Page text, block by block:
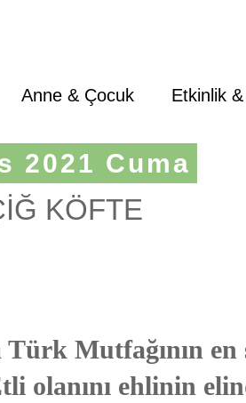
Anne & Çocuk Etkinlik
2021 Cuma
KÖFTE
Türk Mutfağının
olanını ehlinin